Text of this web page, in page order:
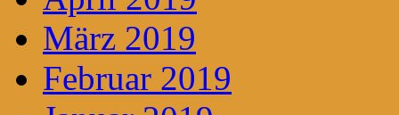
März 2019
Februar 2019